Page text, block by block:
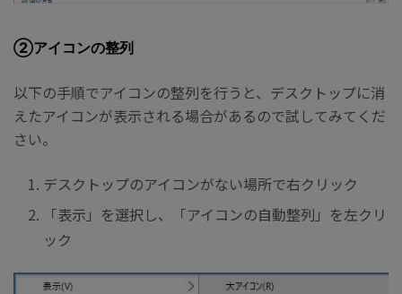
②アイコンの整列
以下の手順でアイコンの整列を行うと、デスクトップに消
えたアイコンが表示される場合があるので試してみてくだ
さい。
デスクトップのアイコンがない場所で右クリック
「表示」を選択し、「アイコンの自動整列」を左クリ
ック